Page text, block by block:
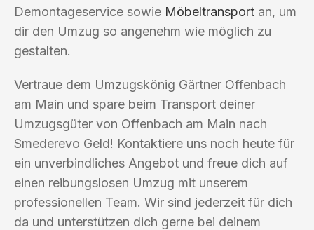
Demontageservice sowie Möbeltransport an, um
dir den Umzug so angenehm wie möglich zu
gestalten.
Vertraue dem Umzugskönig Gärtner Offenbach
am Main und spare beim Transport deiner
Umzugsgüter von Offenbach am Main nach
Smederevo Geld! Kontaktiere uns noch heute für
ein unverbindliches Angebot und freue dich auf
einen reibungslosen Umzug mit unserem
professionellen Team. Wir sind jederzeit für dich
da und unterstützen dich gerne bei deinem